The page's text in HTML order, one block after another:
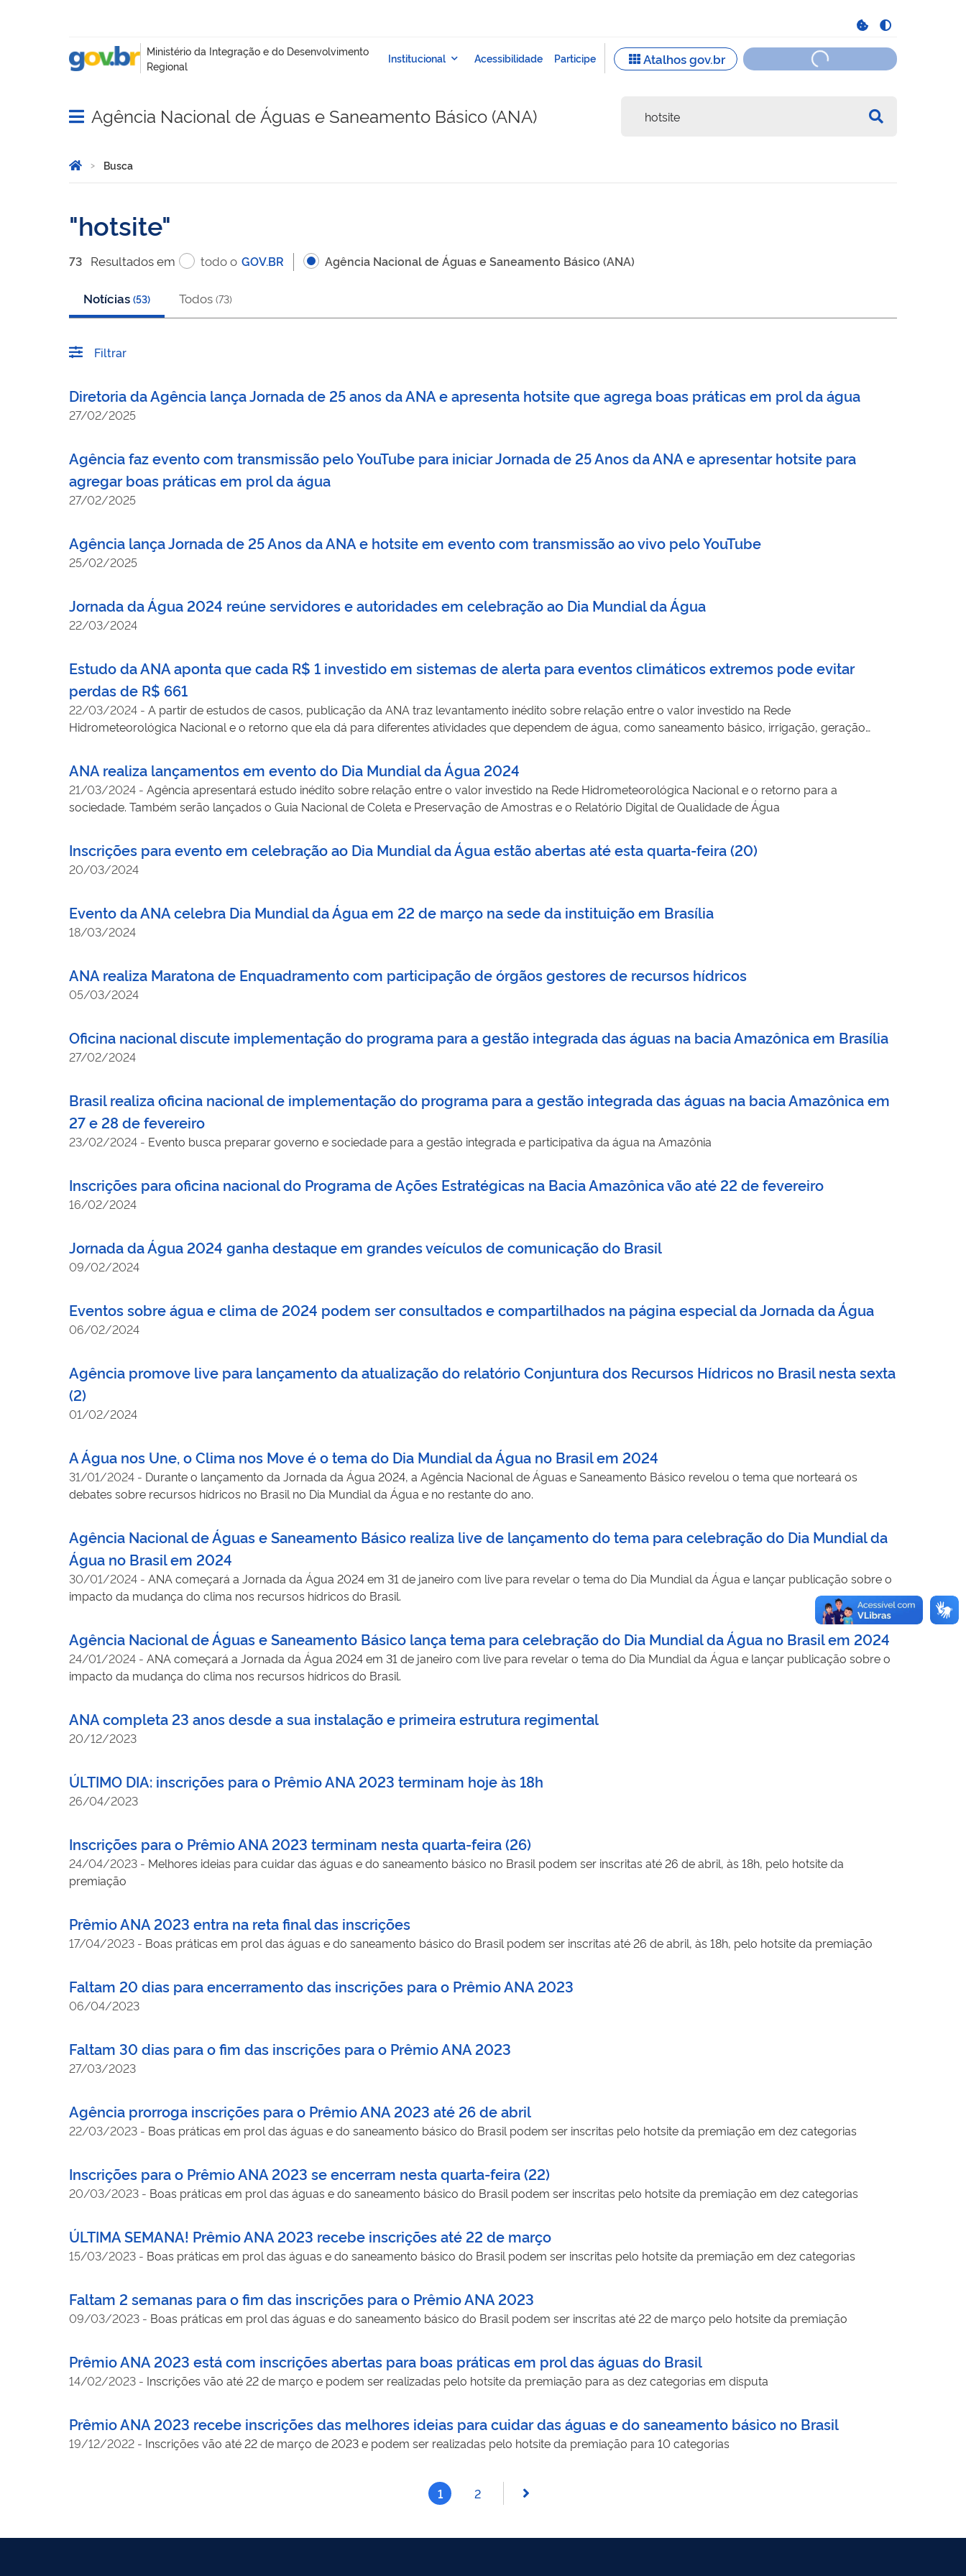
Abrir menu principal de navegação
Agência Nacional de Águas e Saneamento Básico (ANA)
Você está aqui:
Página Inicial
Busca
hotsite
73 Resultadosem todo o GOV.BR Agência Nacional de Águas e Saneamento Básico (ANA)
Notícias (53) Todos (73)
Filtrar
Diretoria da Agência lança Jornada de 25 anos da ANA e apresenta hotsite que agrega boas práticas em prol da água
27/02/2025
Agência faz evento com transmissão pelo YouTube para iniciar Jornada de 25 Anos da ANA e apresentar hotsite para
agregar boas práticas em prol da água
27/02/2025
Agência lança Jornada de 25 Anos da ANA e hotsite em evento com transmissão ao vivo pelo YouTube
25/02/2025
Jornada da Água 2024 reúne servidores e autoridades em celebração ao Dia Mundial da Água
22/03/2024
Estudo da ANA aponta que cada R$ 1 investido em sistemas de alerta para eventos climáticos extremos pode evitar
perdas de R$ 661
22/03/2024 - A partir de estudos de casos, publicação da ANA traz levantamento inédito sobre relação entre o valor investido na Rede
Hidrometeorológica Nacional e o retorno que ela dá para diferentes atividades que dependem de água, como saneamento básico, irrigação, geração
ANA realiza lançamentos em evento do Dia Mundial da Água 2024
21/03/2024 - Agência apresentará estudo inédito sobre relação entre o valor investido na Rede Hidrometeorológica Nacional e o retorno para a
sociedade. Também serão lançados o Guia Nacional de Coleta e Preservação de Amostras e o Relatório Digital de Qualidade de Água
Inscrições para evento em celebração ao Dia Mundial da Água estão abertas até esta quarta-feira (20)
20/03/2024
Evento da ANA celebra Dia Mundial da Água em 22 de março na sede da instituição em Brasília
18/03/2024
ANA realiza Maratona de Enquadramento com participação de órgãos gestores de recursos hídricos
05/03/2024
Oficina nacional discute implementação do programa para a gestão integrada das águas na bacia Amazônica em Brasília
27/02/2024
Brasil realiza oficina nacional de implementação do programa para a gestão integrada das águas na bacia Amazônica em
27 e 28 de fevereiro
23/02/2024 - Evento busca preparar governo e sociedade para a gestão integrada e participativa da água na Amazônia
Inscrições para oficina nacional do Programa de Ações Estratégicas na Bacia Amazônica vão até 22 de fevereiro
16/02/2024
Jornada da Água 2024 ganha destaque em grandes veículos de comunicação do Brasil
09/02/2024
Eventos sobre água e clima de 2024 podem ser consultados e compartilhados na página especial da Jornada da Água
06/02/2024
Agência promove live para lançamento da atualização do relatório Conjuntura dos Recursos Hídricos no Brasil nesta sexta
(2)
01/02/2024
A Água nos Une, o Clima nos Move é o tema do Dia Mundial da Água no Brasil em 2024
31/01/2024 - Durante o lançamento da Jornada da Água 2024, a Agência Nacional de Águas e Saneamento Básico revelou o tema que norteará os
debates sobre recursos hídricos no Brasil no Dia Mundial da Água e no restante do ano.
Agência Nacional de Águas e Saneamento Básico realiza live de lançamento do tema para celebração do Dia Mundial da
Água no Brasil em 2024
30/01/2024 - ANA começará a Jornada da Água 2024 em 31 de janeiro com live para revelar o tema do Dia Mundial da Água e lançar publicação sobre o
impacto da mudança do clima nos recursos hídricos do Brasil.
Agência Nacional de Águas e Saneamento Básico lança tema para celebração do Dia Mundial da Água no Brasil em 2024
24/01/2024 - ANA começará a Jornada da Água 2024 em 31 de janeiro com live para revelar o tema do Dia Mundial da Água e lançar publicação sobre o
impacto da mudança do clima nos recursos hídricos do Brasil.
ANA completa 23 anos desde a sua instalação e primeira estrutura regimental
20/12/2023
ÚLTIMO DIA: inscrições para o Prêmio ANA 2023 terminam hoje às 18h
26/04/2023
Inscrições para o Prêmio ANA 2023 terminam nesta quarta-feira (26)
24/04/2023 - Melhores ideias para cuidar das águas e do saneamento básico no Brasil podem ser inscritas até 26 de abril, às 18h, pelo hotsite da
premiação
Prêmio ANA 2023 entra na reta final das inscrições
17/04/2023 - Boas práticas em prol das águas e do saneamento básico do Brasil podem ser inscritas até 26 de abril, às 18h, pelo hotsite da premiação
Faltam 20 dias para encerramento das inscrições para o Prêmio ANA 2023
06/04/2023
Faltam 30 dias para o fim das inscrições para o Prêmio ANA 2023
27/03/2023
Agência prorroga inscrições para o Prêmio ANA 2023 até 26 de abril
22/03/2023 - Boas práticas em prol das águas e do saneamento básico do Brasil podem ser inscritas pelo hotsite da premiação em dez categorias
Inscrições para o Prêmio ANA 2023 se encerram nesta quarta-feira (22)
20/03/2023 - Boas práticas em prol das águas e do saneamento básico do Brasil podem ser inscritas pelo hotsite da premiação em dez categorias
ÚLTIMA SEMANA! Prêmio ANA 2023 recebe inscrições até 22 de março
15/03/2023 - Boas práticas em prol das águas e do saneamento básico do Brasil podem ser inscritas pelo hotsite da premiação em dez categorias
Faltam 2 semanas para o fim das inscrições para o Prêmio ANA 2023
09/03/2023 - Boas práticas em prol das águas e do saneamento básico do Brasil podem ser inscritas até 22 de março pelo hotsite da premiação
Prêmio ANA 2023 está com inscrições abertas para boas práticas em prol das águas do Brasil
14/02/2023 - Inscrições vão até 22 de março e podem ser realizadas pelo hotsite da premiação para as dez categorias em disputa
Prêmio ANA 2023 recebe inscrições das melhores ideias para cuidar das águas e do saneamento básico no Brasil
19/12/2022 - Inscrições vão até 22 de março de 2023 e podem ser realizadas pelo hotsite da premiação para 10 categorias
1 2